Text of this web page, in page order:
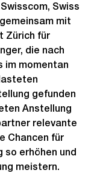
Swiss
mit
Zürich für
die nach
im momentan
gefunden
Anstellung
relevante
Chancen für
erhöhen und
meistern.